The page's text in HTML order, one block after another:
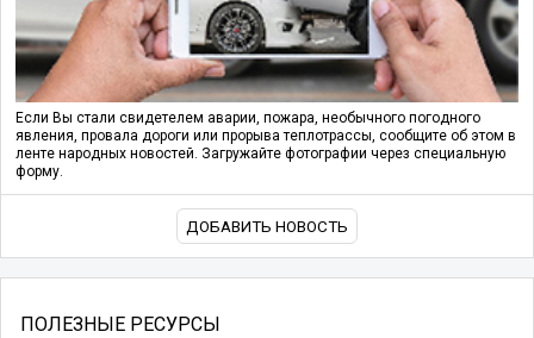
Если Вы стали свидетелем аварии, пожара, необычного погодного
явления, провала дороги или прорыва теплотрассы, сообщите об этом в
ленте народных новостей. Загружайте фотографии через специальную
форму.
ДОБАВИТЬ НОВОСТЬ
ПОЛЕЗНЫЕ РЕСУРСЫ